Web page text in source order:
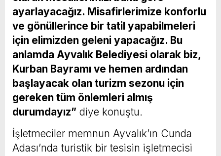
ayarlayacağız. Misafirlerimize konforlu
ve gönüllerince bir tatil yapabilmeleri
için elimizden geleni yapacağız. Bu
anlamda Ayvalık Belediyesi olarak biz,
Kurban Bayramı ve hemen ardından
başlayacak olan turizm sezonu için
gereken tüm önlemleri almış
durumdayız” diye konuştu.
İşletmeciler memnun Ayvalık’ın Cunda
Adası’nda turistik bir tesisin işletmecisi